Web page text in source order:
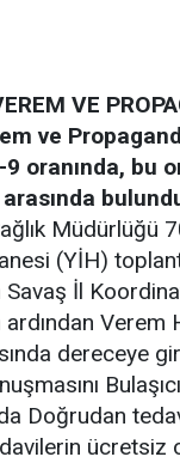
VE
ve
oranında, bu
Müdürlüğü
(YİH)
İl
Verem
dereceye
Doğrudan
ücretsiz